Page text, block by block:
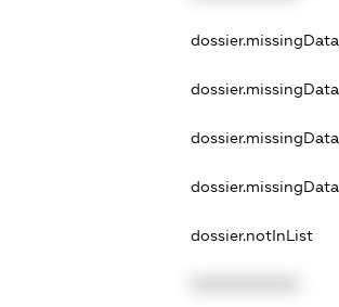
dossier.missingData
dossier.missingData
dossier.missingData
dossier.missingData
dossier.notInList